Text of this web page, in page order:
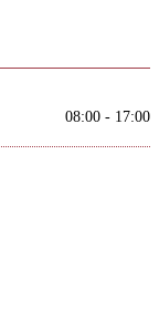
08:00 - 17:00